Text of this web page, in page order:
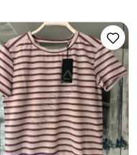
Комбинезоны